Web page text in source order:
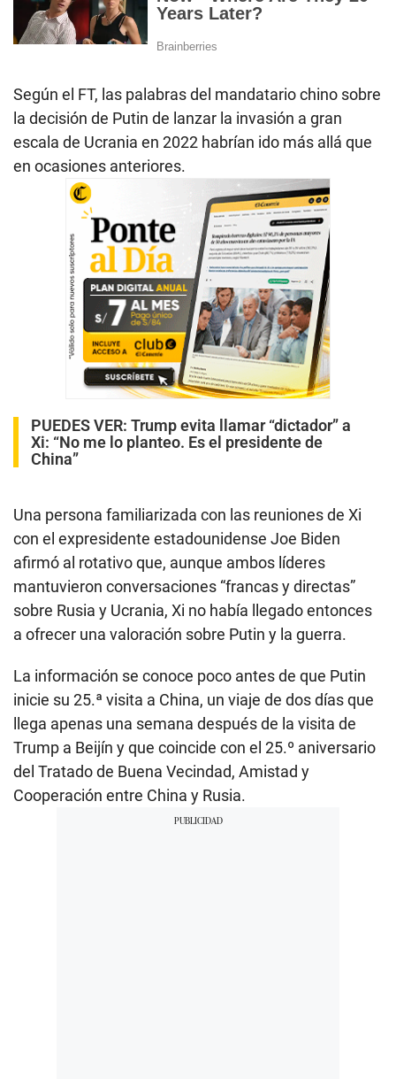
Según el FT, las palabras del mandatario chino sobre
la decisión de Putin de lanzar la invasión a gran
escala de Ucrania en 2022 habrían ido más allá que
en ocasiones anteriores.
PUEDES VER: Trump evita llamar “dictador” a
Xi: “No me lo planteo. Es el presidente de
China”
Una persona familiarizada con las reuniones de Xi
con el expresidente estadounidense Joe Biden
afirmó al rotativo que, aunque ambos líderes
mantuvieron conversaciones “francas y directas”
sobre Rusia y Ucrania, Xi no había llegado entonces
a ofrecer una valoración sobre Putin y la guerra.
La información se conoce poco antes de que Putin
inicie su 25.ª visita a China, un viaje de dos días que
llega apenas una semana después de la visita de
Trump a Beijín y que coincide con el 25.º aniversario
del Tratado de Buena Vecindad, Amistad y
Cooperación entre China y Rusia.